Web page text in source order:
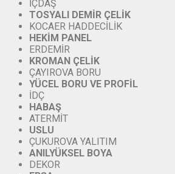
İÇDAŞ
TOSYALI DEMİR ÇELİK
KOCAER HADDECİLİK
HEKİM PANEL
ERDEMİR
KROMAN ÇELİK
ÇAYIROVA BORU
YÜCEL BORU VE PROFİL
İDÇ
HABAŞ
ATERMİT
USLU
ÇUKUROVA YALITIM
ANILYÜKSEL BOYA
DEKOR